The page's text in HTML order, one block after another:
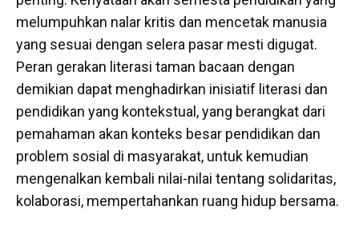
melumpuhkan nalar kritis dan mencetak manusia
yang sesuai dengan selera pasar mesti digugat.
Peran gerakan literasi taman bacaan dengan
demikian dapat menghadirkan inisiatif literasi dan
pendidikan yang kontekstual, yang berangkat dari
pemahaman akan konteks besar pendidikan dan
problem sosial di masyarakat, untuk kemudian
mengenalkan kembali nilai-nilai tentang solidaritas,
kolaborasi, mempertahankan ruang hidup bersama.